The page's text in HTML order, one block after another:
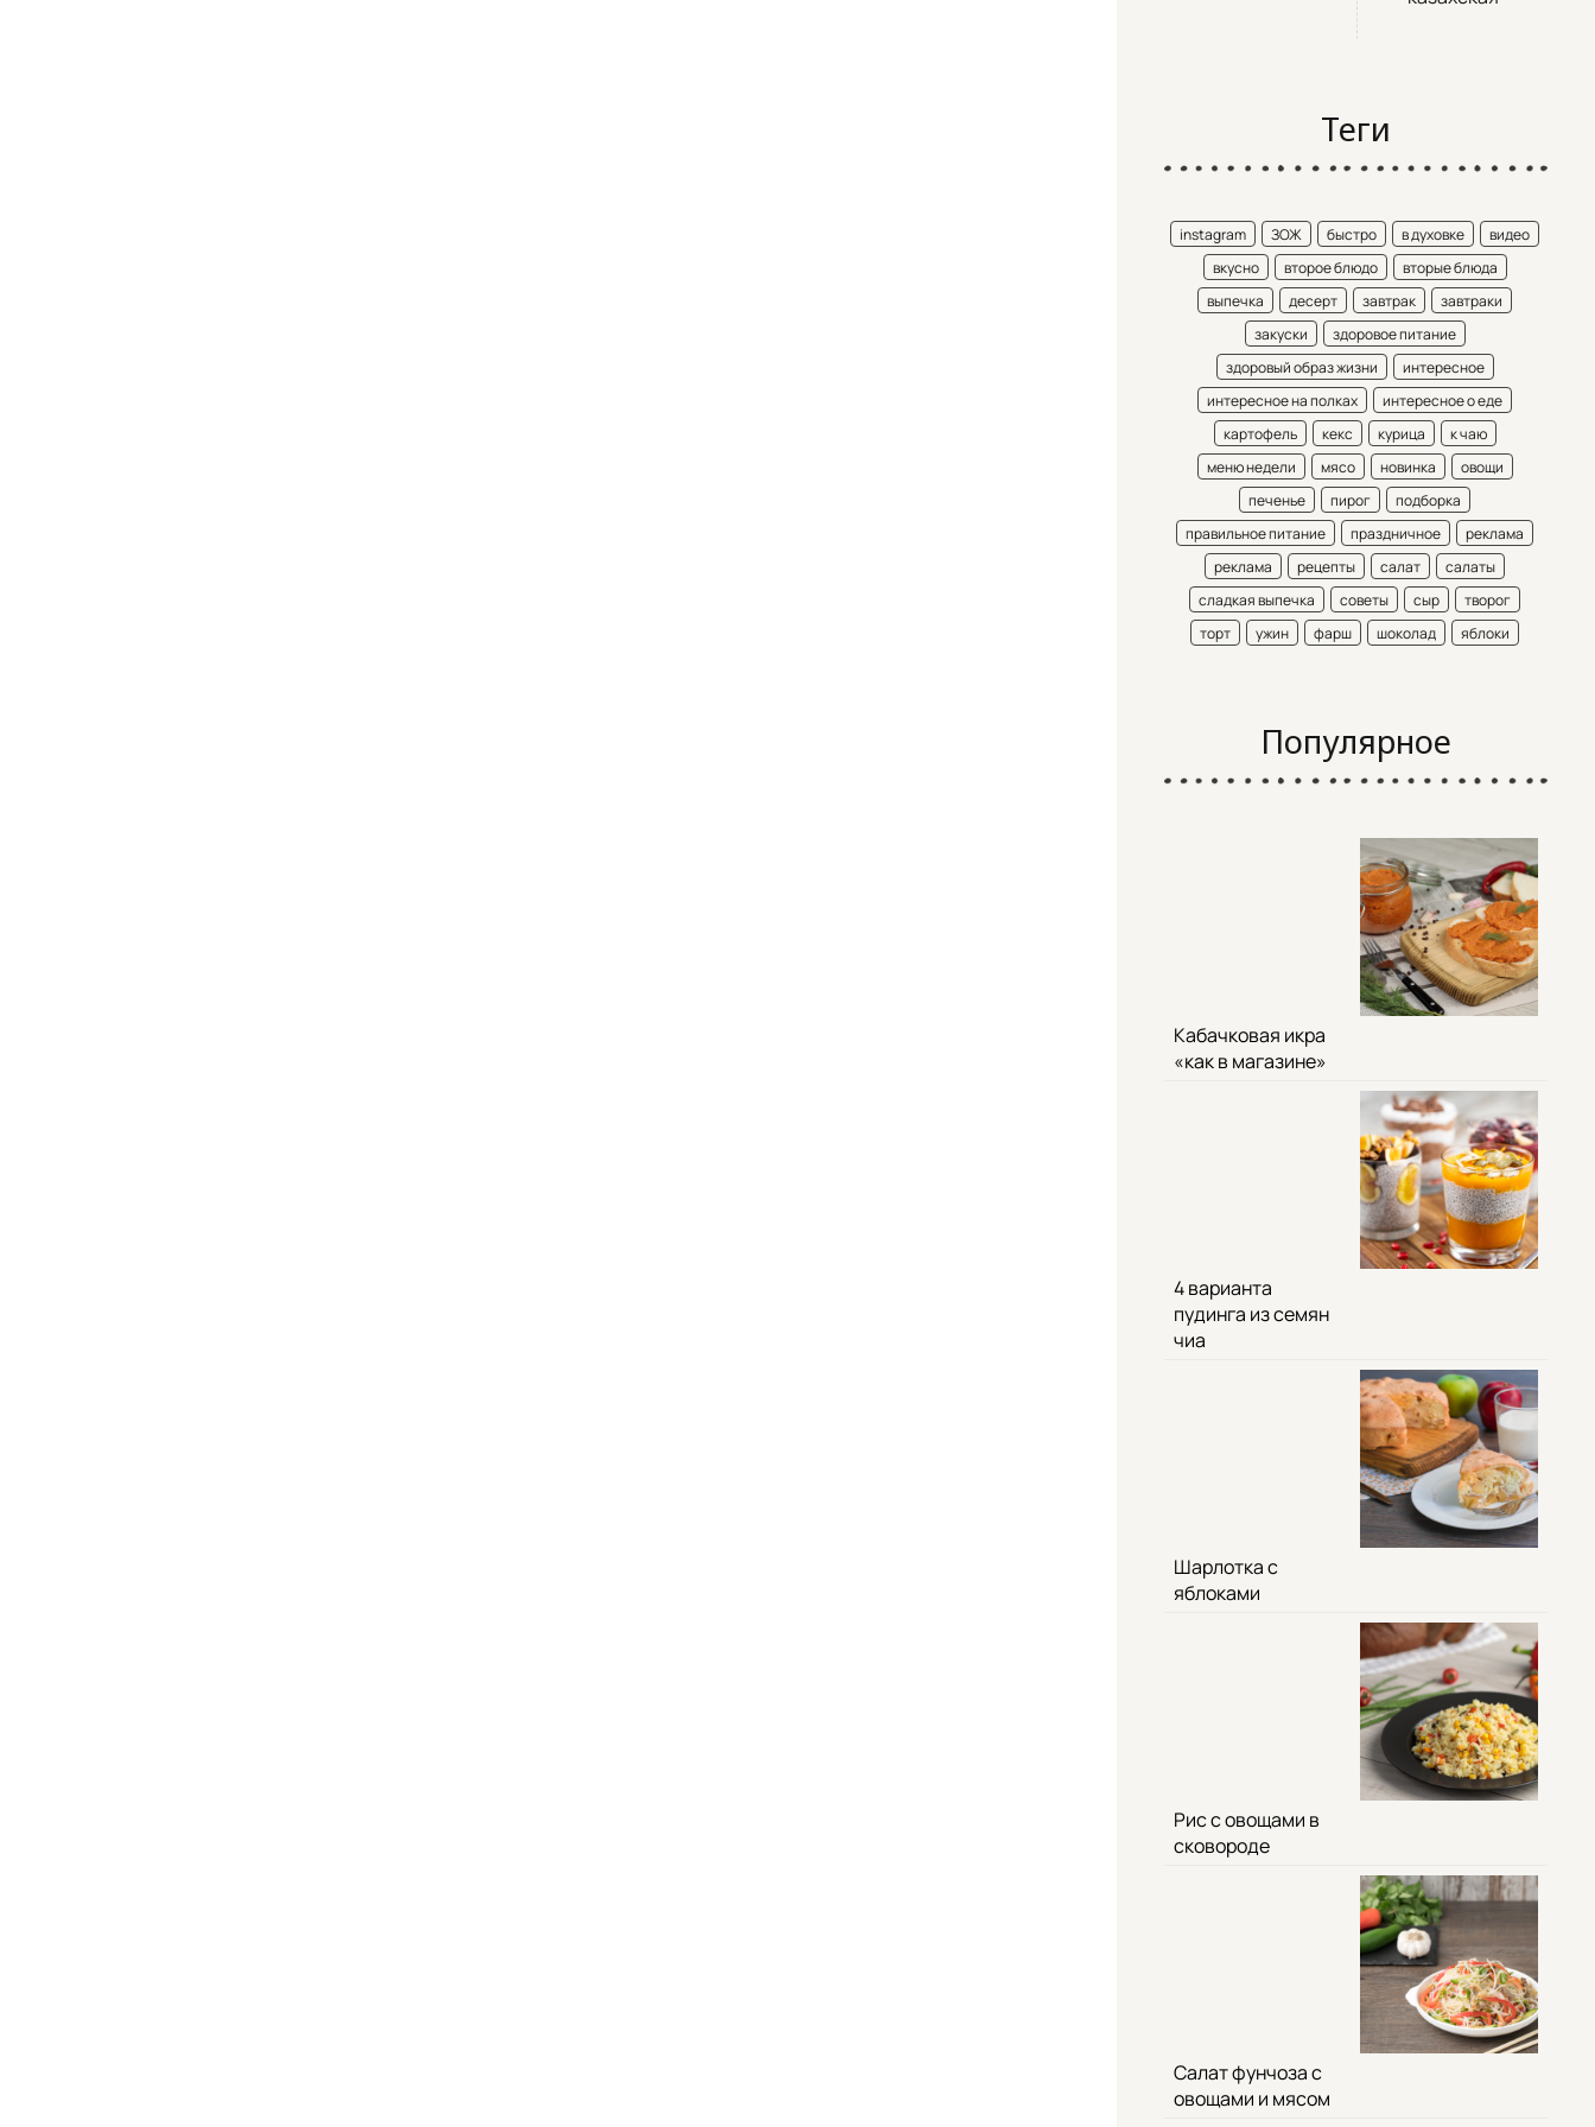
Теги
instagram ЗОЖ быстро в духовке
видео
вкусно
второе блюдо
вторые блюда
выпечка
десерт завтрак
завтраки
закуски
здоровое питание
здоровый образ жизни
интересное
интересное на полках
интересное о еде
картофель
кекс курица
к чаю
меню недели
мясо новинка
овощи
печенье
пирог
подборка
правильное питание
праздничное
реклама
реклама
рецепты салат
салаты
сладкая выпечка
советы сыр
творог
торт
ужин фарш шоколад яблоки
Популярное
Кабачковая икра
«как в магазине»
4 варианта
пудинга из семян
чиа
Шарлотка с
яблоками
Рис с овощами в
сковороде
Салат фунчоза с
овощами и мясом